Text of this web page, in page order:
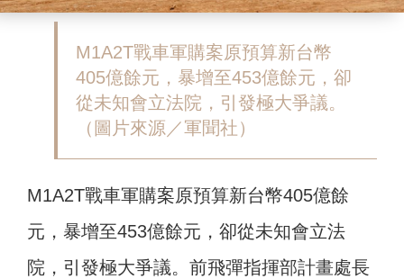
M1A2T戰車軍購案原預算新台幣
405億餘元，暴增至453億餘元，卻
從未知會立法院，引發極大爭議。
（圖片來源／軍聞社）
M1A2T戰車軍購案原預算新台幣405億餘
元，暴增至453億餘元，卻從未知會立法
院，引發極大爭議。前飛彈指揮部計畫處長